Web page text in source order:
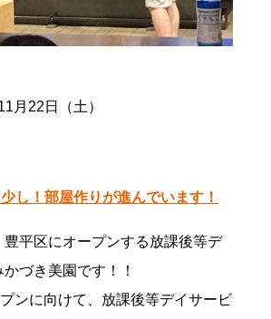
月22日（土）
し！部屋作りが進んでいます！
平区にオープンする放課後等デ
づき美園です！！
ンに向けて、放課後等デイサービ